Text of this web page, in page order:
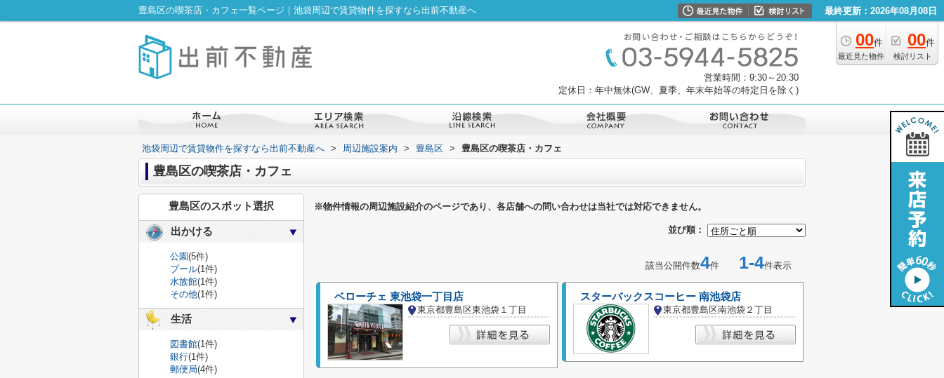
豊島区の喫茶店・カフェ一覧ページ｜池袋周辺で賃貸物件を探すなら出前不動産へ 最終更新：2026年08月08日
00件
最近見た物件
00件
検討リスト
営業時間：9:30～20:30
定休日：年中無休(GW、夏季、年末年始等の特定日を除く)
池袋周辺で賃貸物件を探すなら出前不動産へ > 周辺施設案内 > 豊島区 > 豊島区の喫茶店・カフェ
豊島区の喫茶店・カフェ
※物件情報の周辺施設紹介のページであり、各店舗への問い合わせは当社では対応できません。
並び順：
該当公開件数4件 1-4件表示
ベローチェ 東池袋一丁目店
東京都豊島区東池袋１丁目
スターバックスコーヒー 南池袋店
東京都豊島区南池袋２丁目
豊島区のスポット選択
出かける
公園(5件)
プール(1件)
水族館(1件)
その他(1件)
生活
図書館(1件)
銀行(1件)
郵便局(4件)